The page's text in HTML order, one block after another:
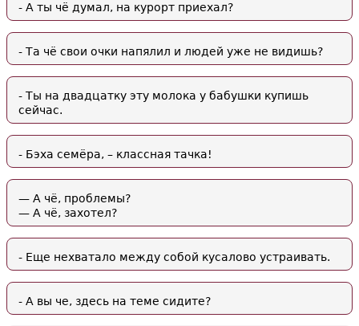
- А ты чё думал, на курорт приехал?
- Та чё свои очки напялил и людей уже не видишь?
- Ты на двадцатку эту молока у бабушки купишь
сейчас.
- Бэха семёра, – классная тачка!
— А чё, проблемы?
— А чё, захотел?
- Еще нехватало между собой кусалово устраивать.
- А вы че, здесь на теме сидите?